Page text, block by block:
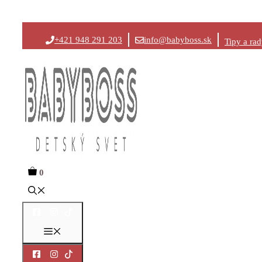
na
+421 948 291 203 info@babyboss.sk Tipy a
0